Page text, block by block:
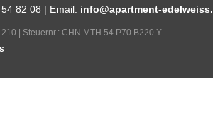
82 08 | Email: info@apartment-
| Steuernr.: CHN MTH 54 P70 B220 Y